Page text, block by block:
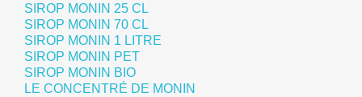
SIROP MONIN 25 CL
SIROP MONIN 70 CL
SIROP MONIN 1 LITRE
SIROP MONIN PET
SIROP MONIN BIO
LE CONCENTRÉ DE MONIN